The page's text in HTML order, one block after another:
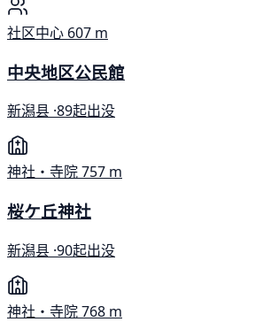
社区中心 607 m
中央地区公民館
新潟县 ·89起出没
神社・寺院757 m
桜ケ丘神社
新潟县 ·90起出没
神社・寺院768 m